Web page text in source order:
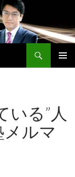
いる”人
ルマ